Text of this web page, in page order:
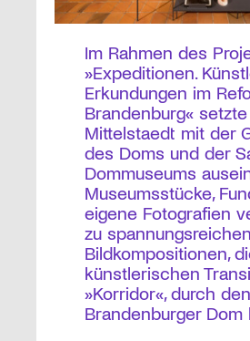
Im Rahmen des
»Expeditionen.
Erkundungen im
Brandenburg«
Mittelstaedt mit der
des Doms und der
Dommuseums
Museumsstücke,
eigene Fotografien
zu spannungsreichen
Bildkompositionen,
künstlerischen
»Korridor«, durch den
Brandenburger Dom